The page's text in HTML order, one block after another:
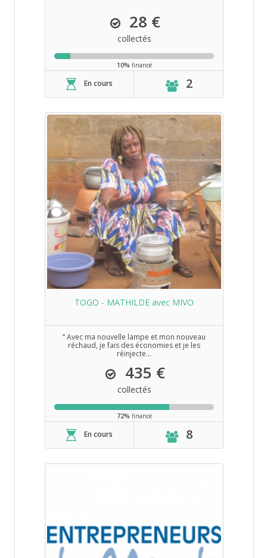
28 €
collectés
10% financé
En cours 2
TOGO - MATHILDE avec MIVO
‘‘ Avec ma nouvelle lampe et mon nouveau
réchaud, je fais des économies et je les
réinjecte...
435 €
collectés
72% financé
En cours 8